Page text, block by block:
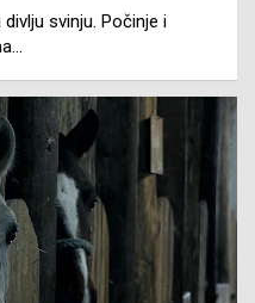
svinju. Počinje i